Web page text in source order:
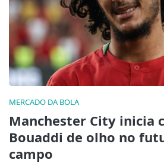
MERCADO DA BOLA
Manchester City inicia
Bouaddi de olho no
campo